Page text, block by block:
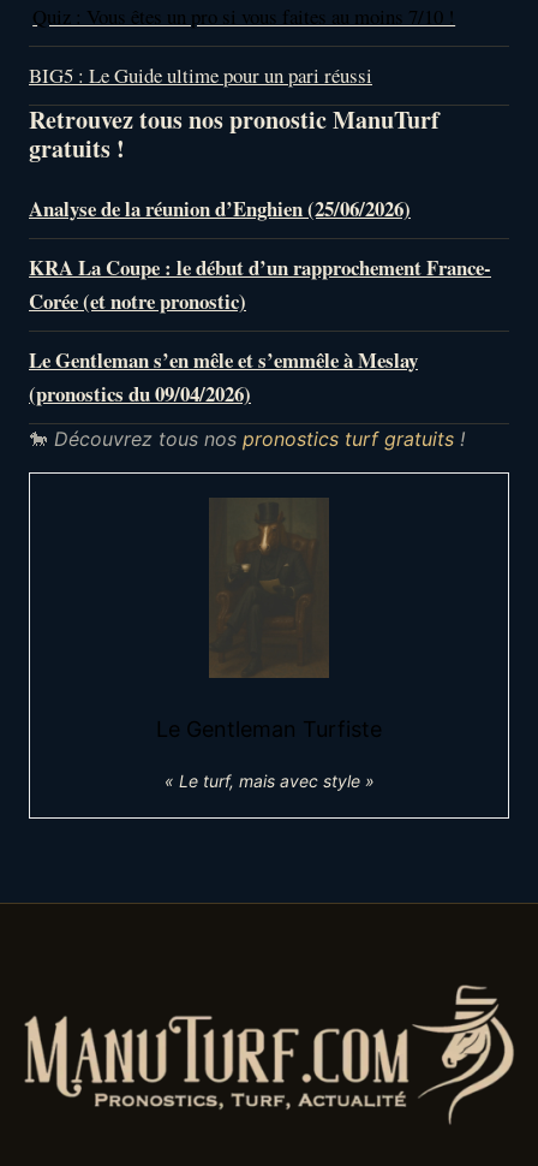
Quiz : Vous êtes un pro si vous faites au moins 7/10 !
BIG5 : Le Guide ultime pour un pari réussi
Retrouvez tous nos pronostic ManuTurf
gratuits !
Analyse de la réunion d’Enghien (25/06/2026)
KRA La Coupe : le début d’un rapprochement France-
Corée (et notre pronostic)
Le Gentleman s’en mêle et s’emmêle à Meslay
(pronostics du 09/04/2026)
🐎 Découvrez tous nos pronostics turf gratuits !
Le Gentleman Turfiste
« Le turf, mais avec style »